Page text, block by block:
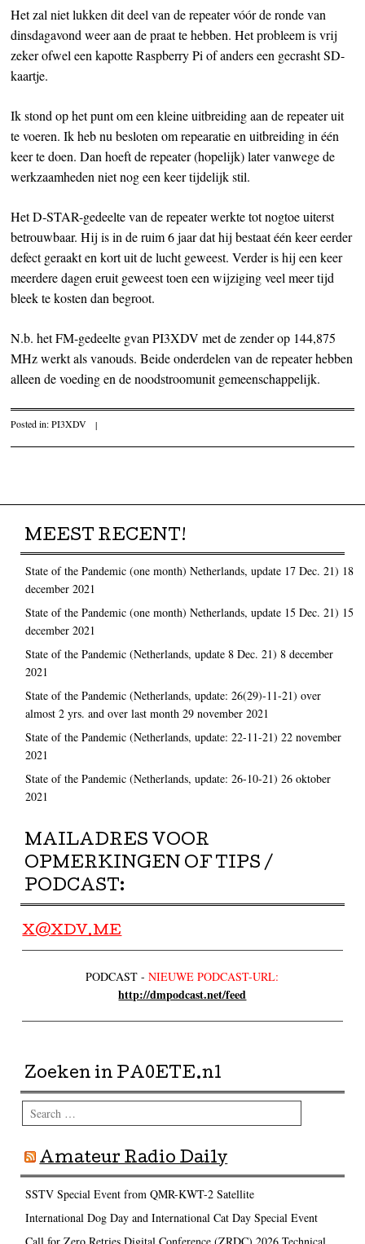
Het zal niet lukken dit deel van de repeater vóór de ronde van
dinsdagavond weer aan de praat te hebben. Het probleem is vrij
zeker ofwel een kapotte Raspberry Pi of anders een gecrasht SD-
kaartje.
Ik stond op het punt om een kleine uitbreiding aan de repeater uit
te voeren. Ik heb nu besloten om repearatie en uitbreiding in één
keer te doen. Dan hoeft de repeater (hopelijk) later vanwege de
werkzaamheden niet nog een keer tijdelijk stil.
Het D-STAR-gedeelte van de repeater werkte tot nogtoe uiterst
betrouwbaar. Hij is in de ruim 6 jaar dat hij bestaat één keer eerder
defect geraakt en kort uit de lucht geweest. Verder is hij een keer
meerdere dagen eruit geweest toen een wijziging veel meer tijd
bleek te kosten dan begroot.
N.b. het FM-gedeelte gvan PI3XDV met de zender op 144,875
MHz werkt als vanouds. Beide onderdelen van de repeater hebben
alleen de voeding en de noodstroomunit gemeenschappelijk.
Posted in:PI3XDV |
MEEST RECENT!
State of the Pandemic (one month) Netherlands, update 17 Dec. 21) 18
december 2021
State of the Pandemic (one month) Netherlands, update 15 Dec. 21) 15
december 2021
State of the Pandemic (Netherlands, update 8 Dec. 21) 8 december
2021
State of the Pandemic (Netherlands, update: 26(29)-11-21) over
almost 2 yrs. and over last month 29 november 2021
State of the Pandemic (Netherlands, update: 22-11-21) 22 november
2021
State of the Pandemic (Netherlands, update: 26-10-21) 26 oktober
2021
MAILADRES VOOR
OPMERKINGEN OF TIPS /
PODCAST:
X@XDV.ME
PODCAST -NIEUWE PODCAST-URL:
http://dmpodcast.net/feed
Zoeken in PA0ETE.nl
Search
Amateur Radio Daily
SSTV Special Event from QMR-KWT-2 Satellite
International Dog Day and International Cat Day Special Event
Call for Zero Retries Digital Conference (ZRDC) 2026 Technical